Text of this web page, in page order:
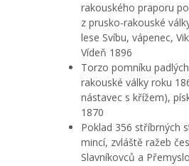
rakouského praporu
z prusko-rakouské
lese Svíbu, vápenec,
Vídeň 1896
Torzo pomníku
rakouské války roku
nástavec s křížem),
1870
Poklad 356 stříbrných
mincí, zvláště ražeb
Slavníkovců a